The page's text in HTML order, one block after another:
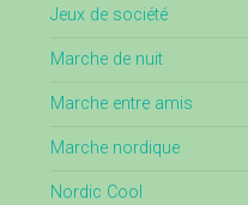
Jeux de société
Marche de nuit
Marche entre amis
Marche nordique
Nordic Cool